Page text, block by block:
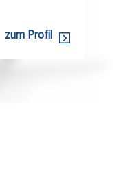
zum Profil